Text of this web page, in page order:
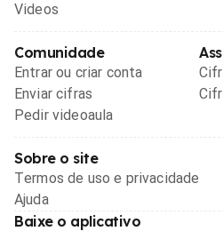
Videos
Comunidade
Entrar ou criar conta
Enviar cifras
Pedir videoaula
Sobre o site
Termos de uso e privacidade
Ajuda
Baixe o aplicativo